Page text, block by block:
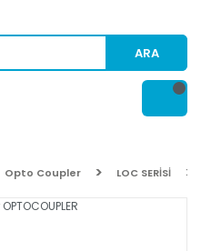
ARA
Opto Coupler LOC SERİSİ